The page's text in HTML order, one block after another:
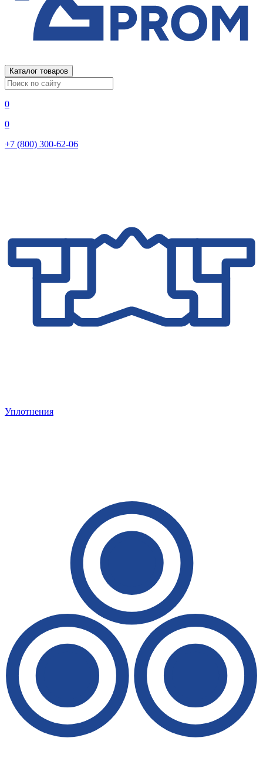
Каталог товаров
0
0
+7 (800) 300-62-06
Уплотнения